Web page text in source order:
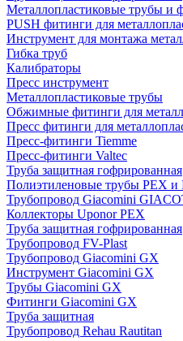
Металлопластиковые трубы и
PUSH фитинги для
Инструмент для монтажа
Гибка труб
Калибраторы
Пресс инструмент
Металлопластиковые трубы
Обжимные фитинги для
Пресс фитинги для
Пресс-фитинги Tiemme
Пресс-фитинги Valtec
Труба защитная гофрированная
Полиэтиленовые трубы PEX
Трубопровод Giacomini
Коллекторы Uponor PEX
Труба защитная гофрированная
Трубопровод FV-Plast
Трубопровод Giacomini GX
Инструмент Giacomini GX
Трубы Giacomini GX
Фитинги Giacomini GX
Труба защитная
Трубопровод Rehau Rautitan